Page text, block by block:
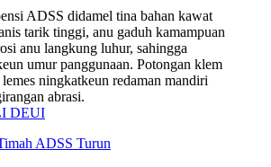
ADSS didamel tina bahan kawat
tarik tinggi, anu gaduh kamampuan
anu langkung luhur, sahingga
umur panggunaan. Potongan klem
ningkatkeun redaman mandiri
abrasi.
DEUI